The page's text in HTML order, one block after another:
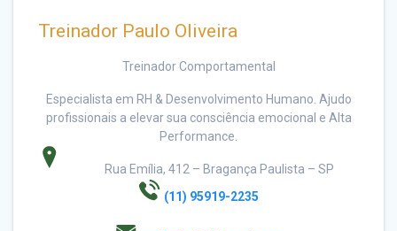
Treinador Paulo Oliveira
Treinador Comportamental
Especialista em RH & Desenvolvimento Humano. Ajudo
profissionais a elevar sua consciência emocional e Alta
Performance.
Rua Emília, 412 – Bragança Paulista – SP
(11) 95919-2235